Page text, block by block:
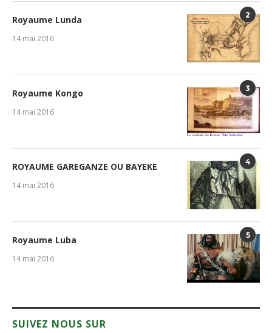
2
Royaume Lunda
14 mai 2016
3
Royaume Kongo
14 mai 2016
4
ROYAUME GAREGANZE OU BAYEKE
14 mai 2016
5
Royaume Luba
14 mai 2016
SUIVEZ NOUS SUR